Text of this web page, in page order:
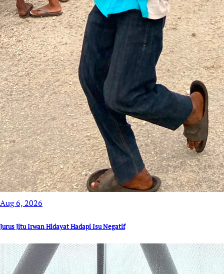
Aug 6, 2026
Jurus Jitu Irwan Hidayat Hadapi Isu Negatif